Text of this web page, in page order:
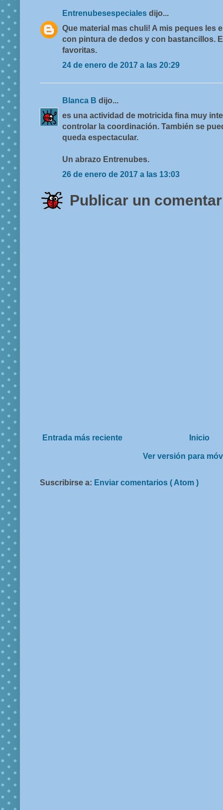
Entrenubesespeciales dijo...
Que material mas chuli! A mis peques les
con pintura de dedos y con bastancillos.
favoritas.
24 de enero de 2017 a las 20:29
Blanca B dijo...
es una actividad de motricida fina muy
controlar la coordinación. También se
queda espectacular.
Un abrazo Entrenubes.
26 de enero de 2017 a las 13:03
Publicar un
Entrada más reciente Inicio
Ver versión para
Suscribirse a: Enviar comentarios ( Atom )